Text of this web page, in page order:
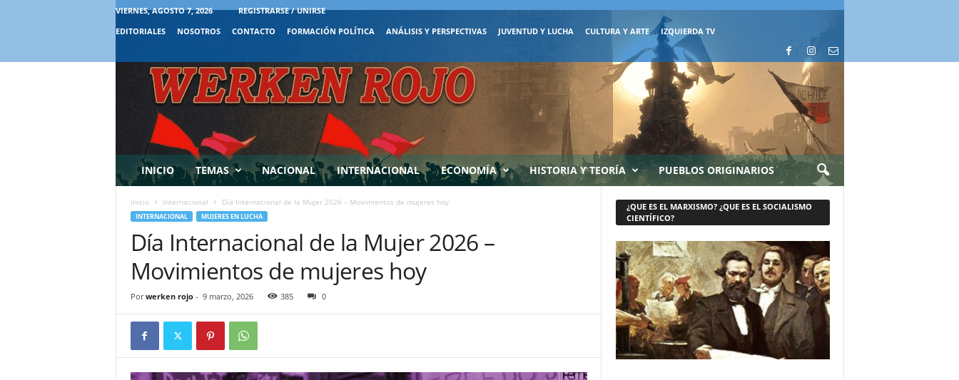
VIERNES, AGOSTO 7, 2026
REGISTRARSE / UNIRSE
EDITORIALES
NOSOTROS CONTACTO FORMACIÓN POLÍTICA ANÁLISIS Y PERSPECTIVAS JUVENTUD Y LUCHA CULTURA Y ARTE IZQUIERDA TV
INICIO TEMAS NACIONAL INTERNACIONAL ECONOMÍA HISTORIA Y TEORÍA PUEBLOS ORIGINARIOS
Inicio Internacional Día Internacional de la Mujer 2026 – Movimientos de mujeres hoy
INTERNACIONAL MUJERES EN LUCHA
Día Internacional de la Mujer 2026 –
Movimientos de mujeres hoy
Por werken rojo- 9 marzo, 2026 385 0
¿QUE ES EL MARXISMO? ¿QUE ES EL SOCIALISMO
CIENTÍFICO?